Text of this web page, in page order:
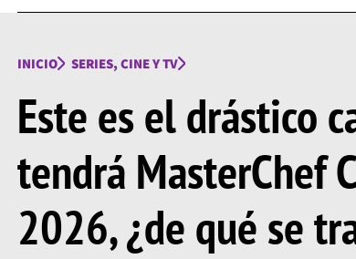
INICIO SERIES, CINE Y TV
Este es el drástico
tendrá MasterChef
2026, ¿de qué se